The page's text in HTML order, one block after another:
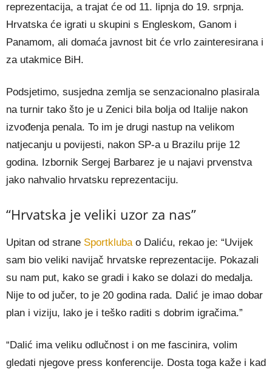
reprezentacija, a trajat će od 11. lipnja do 19. srpnja.
Hrvatska će igrati u skupini s Engleskom, Ganom i
Panamom, ali domaća javnost bit će vrlo zainteresirana i
za utakmice BiH.
Podsjetimo, susjedna zemlja se senzacionalno plasirala
na turnir tako što je u Zenici bila bolja od Italije nakon
izvođenja penala. To im je drugi nastup na velikom
natjecanju u povijesti, nakon SP-a u Brazilu prije 12
godina. Izbornik Sergej Barbarez je u najavi prvenstva
jako nahvalio hrvatsku reprezentaciju.
“Hrvatska je veliki uzor za nas”
Upitan od strane Sportkluba o Daliću, rekao je: “Uvijek
sam bio veliki navijač hrvatske reprezentacije. Pokazali
su nam put, kako se gradi i kako se dolazi do medalja.
Nije to od jučer, to je 20 godina rada. Dalić je imao dobar
plan i viziju, lako je i teško raditi s dobrim igračima.”
“Dalić ima veliku odlučnost i on me fascinira, volim
gledati njegove press konferencije. Dosta toga kaže i kad